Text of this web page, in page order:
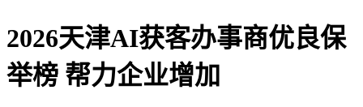
2026天津AI获客办事商优良保
举榜 帮力企业增加